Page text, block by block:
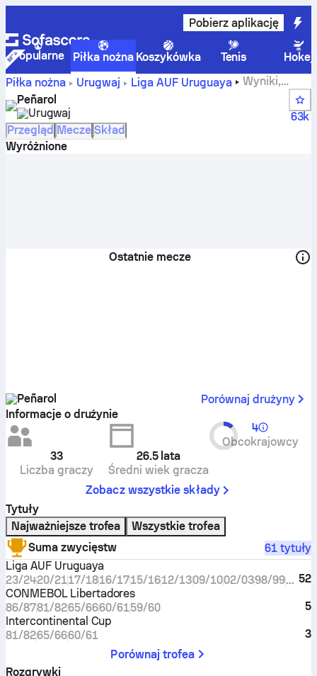
Pobierz aplikację
Popularne Piłka nożna Koszykówka Tenis
Hokej
Piłka nożna
Urugwaj Liga AUF Uruguaya
Wyniki,
mecze, tabele i statystyki zawodników drużyny CA
Penarol
Peñarol
Urugwaj
63k
Przegląd Mecze Skład
Wyróżnione
Ostatnie mecze
Peñarol
Porównaj drużyny
Informacje o drużynie
33
Liczba graczy
26.5 lata
Średni wiek gracza
4
Obcokrajowcy
Zobacz wszystkie składy
Tytuły
Najważniejsze trofea
Wszystkie trofea
Suma zwycięstw
61 tytuły
Liga AUF Uruguaya
23/2420/2117/1816/1715/1612/1309/1002/0398/9996/97
52
CONMEBOL Libertadores
86/8781/8265/6660/6159/60
5
Intercontinental Cup
81/8265/6660/61
3
Porównaj trofea
Rozgrywki